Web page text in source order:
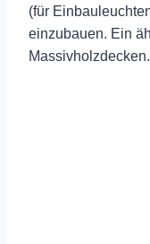
(für
einzubauen. Ein
Massivholzdecken.